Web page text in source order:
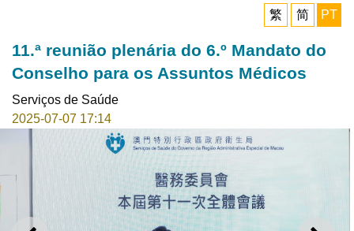
繁
简 PT
11.ª reunião plenária do 6.º Mandato do
Conselho para os Assuntos Médicos
Serviços de Saúde
2025-07-07 17:14